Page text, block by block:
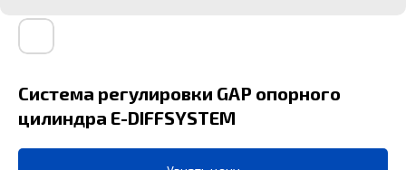
Система регулировки GAP опорного
цилиндра E-DIFFSYSTEM